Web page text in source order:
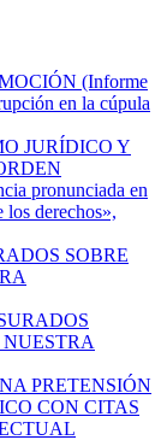
(Informe
en la cúpula
JURÍDICO Y
pronunciada en
derechos»,
SOBRE
NUESTRA
PRETENSIÓN
CON CITAS